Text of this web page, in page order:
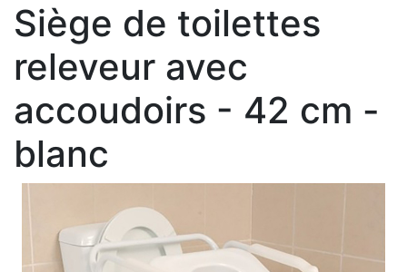
Siège de toilettes
releveur avec
accoudoirs - 42 cm -
blanc